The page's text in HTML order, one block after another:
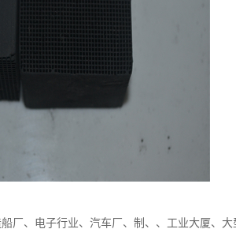
厂、电子行业、汽车厂、制、、工业大厦、